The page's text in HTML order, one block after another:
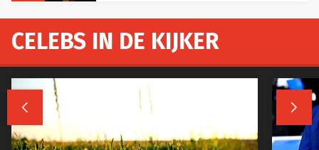
CELEBS IN DE KIJKER
 